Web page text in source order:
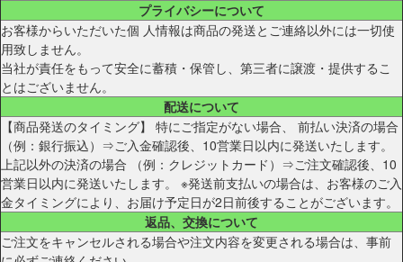
プライバシーについて
お客様からいただいた個 人情報は商品の発送とご連絡以外には一切使
用致しません。
当社が責任をもって安全に蓄積・保管し、第三者に譲渡・提供するこ
とはございません。
配送について
【商品発送のタイミング】 特にご指定がない場合、 前払い決済の場合
（例：銀行振込）⇒ご入金確認後、10営業日以内に発送いたします。
上記以外の決済の場合 （例：クレジットカード）⇒ご注文確認後、10
営業日以内に発送いたします。 ※発送前支払いの場合は、お客様のご入
金タイミングにより、お届け予定日が2日前後することがございます。
返品、交換について
ご注文をキャンセルされる場合や注文内容を変更される場合は、事前